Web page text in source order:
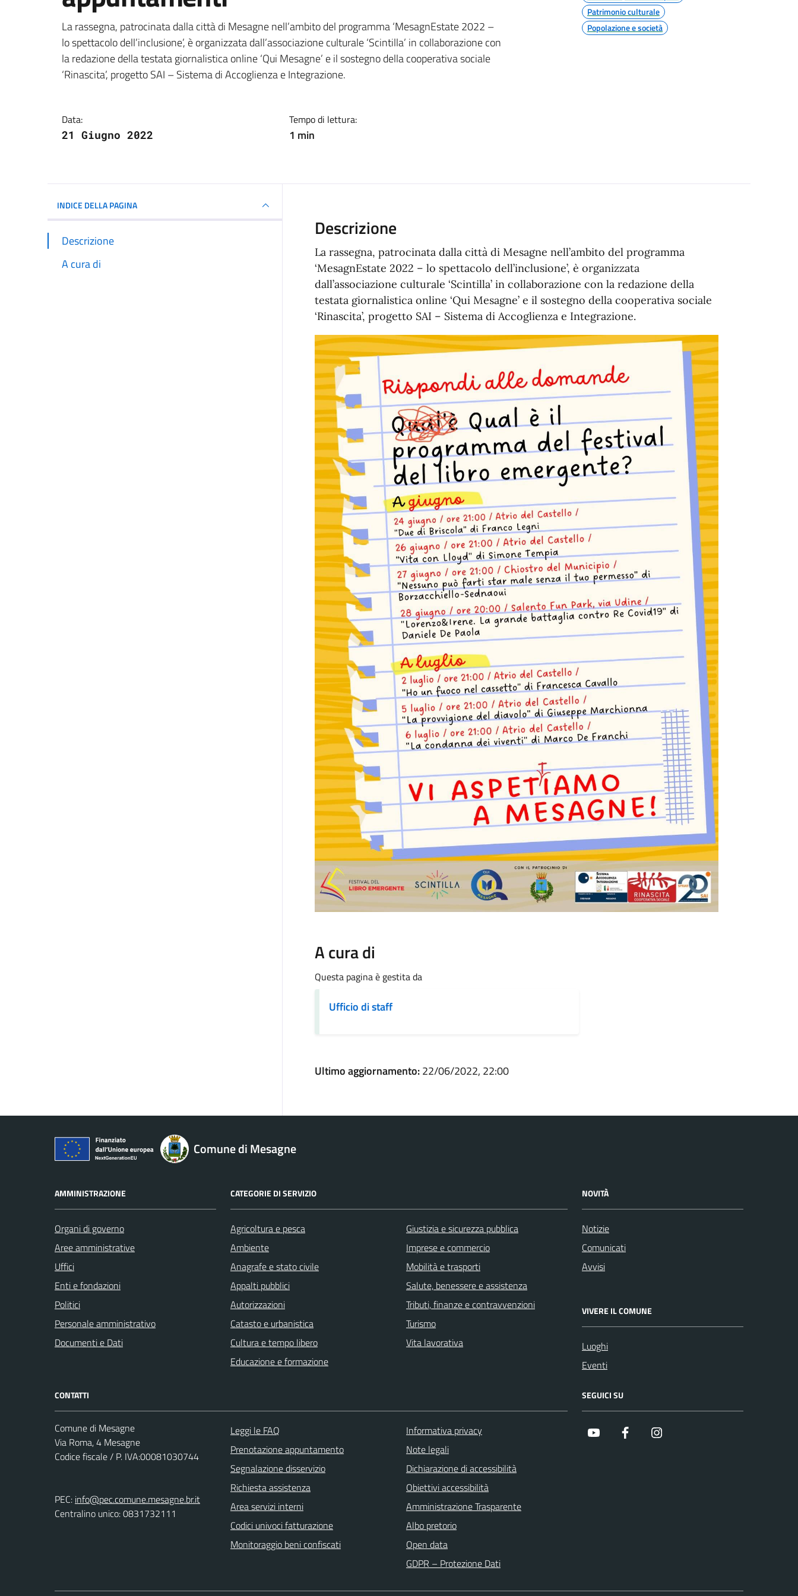
Dettagli della notizia
La rassegna, patrocinata dalla città di Mesagne nell’ambito del programma ‘MesagnEstate 2022 –
lo spettacolo dell’inclusione’, è organizzata dall’associazione culturale ‘Scintilla’ in collaborazione con
la redazione della testata giornalistica online ‘Qui Mesagne’ e il sostegno della cooperativa sociale
‘Rinascita’, progetto SAI – Sistema di Accoglienza e Integrazione.
Data:
21 Giugno 2022
Tempo di lettura:
1 min
Patrimonio culturale
Popolazione e società
INDICE DELLA PAGINA
Descrizione
A cura di
Descrizione
La rassegna, patrocinata dalla città di Mesagne nell’ambito del programma
‘MesagnEstate 2022 – lo spettacolo dell’inclusione’, è organizzata
dall’associazione culturale ‘Scintilla’ in collaborazione con la redazione della
testata giornalistica online ‘Qui Mesagne’ e il sostegno della cooperativa sociale
‘Rinascita’, progetto SAI – Sistema di Accoglienza e Integrazione.
A cura di
Questa pagina è gestita da
Ufficio di staff
Ultimo aggiornamento:22/06/2022, 22:00
Comune di Mesagne
AMMINISTRAZIONE
Organi di governo
Aree amministrative
Uffici
Enti e fondazioni
Politici
Personale amministrativo
Documenti e Dati
CATEGORIE DI SERVIZIO
Agricoltura e pesca
Ambiente
Anagrafe e stato civile
Appalti pubblici
Autorizzazioni
Catasto e urbanistica
Cultura e tempo libero
Educazione e formazione
Giustizia e sicurezza pubblica
Imprese e commercio
Mobilità e trasporti
Salute, benessere e assistenza
Tributi, finanze e contravvenzioni
Turismo
Vita lavorativa
NOVITÀ
Notizie
Comunicati
Avvisi
VIVERE IL COMUNE
Luoghi
Eventi
CONTATTI
Comune di Mesagne
Via Roma, 4 Mesagne
Codice fiscale / P. IVA:00081030744
PEC: info@pec.comune.mesagne.br.it
Centralino unico: 0831732111
Leggi le FAQ
Prenotazione appuntamento
Segnalazione disservizio
Richiesta assistenza
Area servizi interni
Codici univoci fatturazione
Monitoraggio beni confiscati
Informativa privacy
Note legali
Dichiarazione di accessibilità
Obiettivi accessibilità
Amministrazione Trasparente
Albo pretorio
Open data
GDPR – Protezione Dati
SEGUICI SU
Youtube Facebook